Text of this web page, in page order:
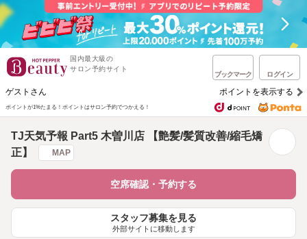
国内最大級の
サロン予約サイト
ブックマーク ログイン
ゲストさん ポイントを表示する
ポイントが1%たまる！ ポイントはサロン予約でつかえる！
TJ天気予報 Part5 木曽川店 【艶髪/髪質改善/縮毛矯
正】
MAP
空席確認・予約する
スタッフ募集を見る
外部サイトに移動します